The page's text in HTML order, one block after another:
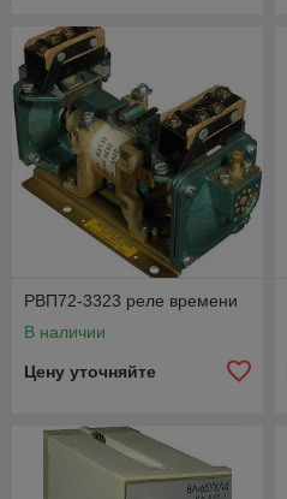
РВП72-3323 реле времени
В наличии
Цену уточняйте